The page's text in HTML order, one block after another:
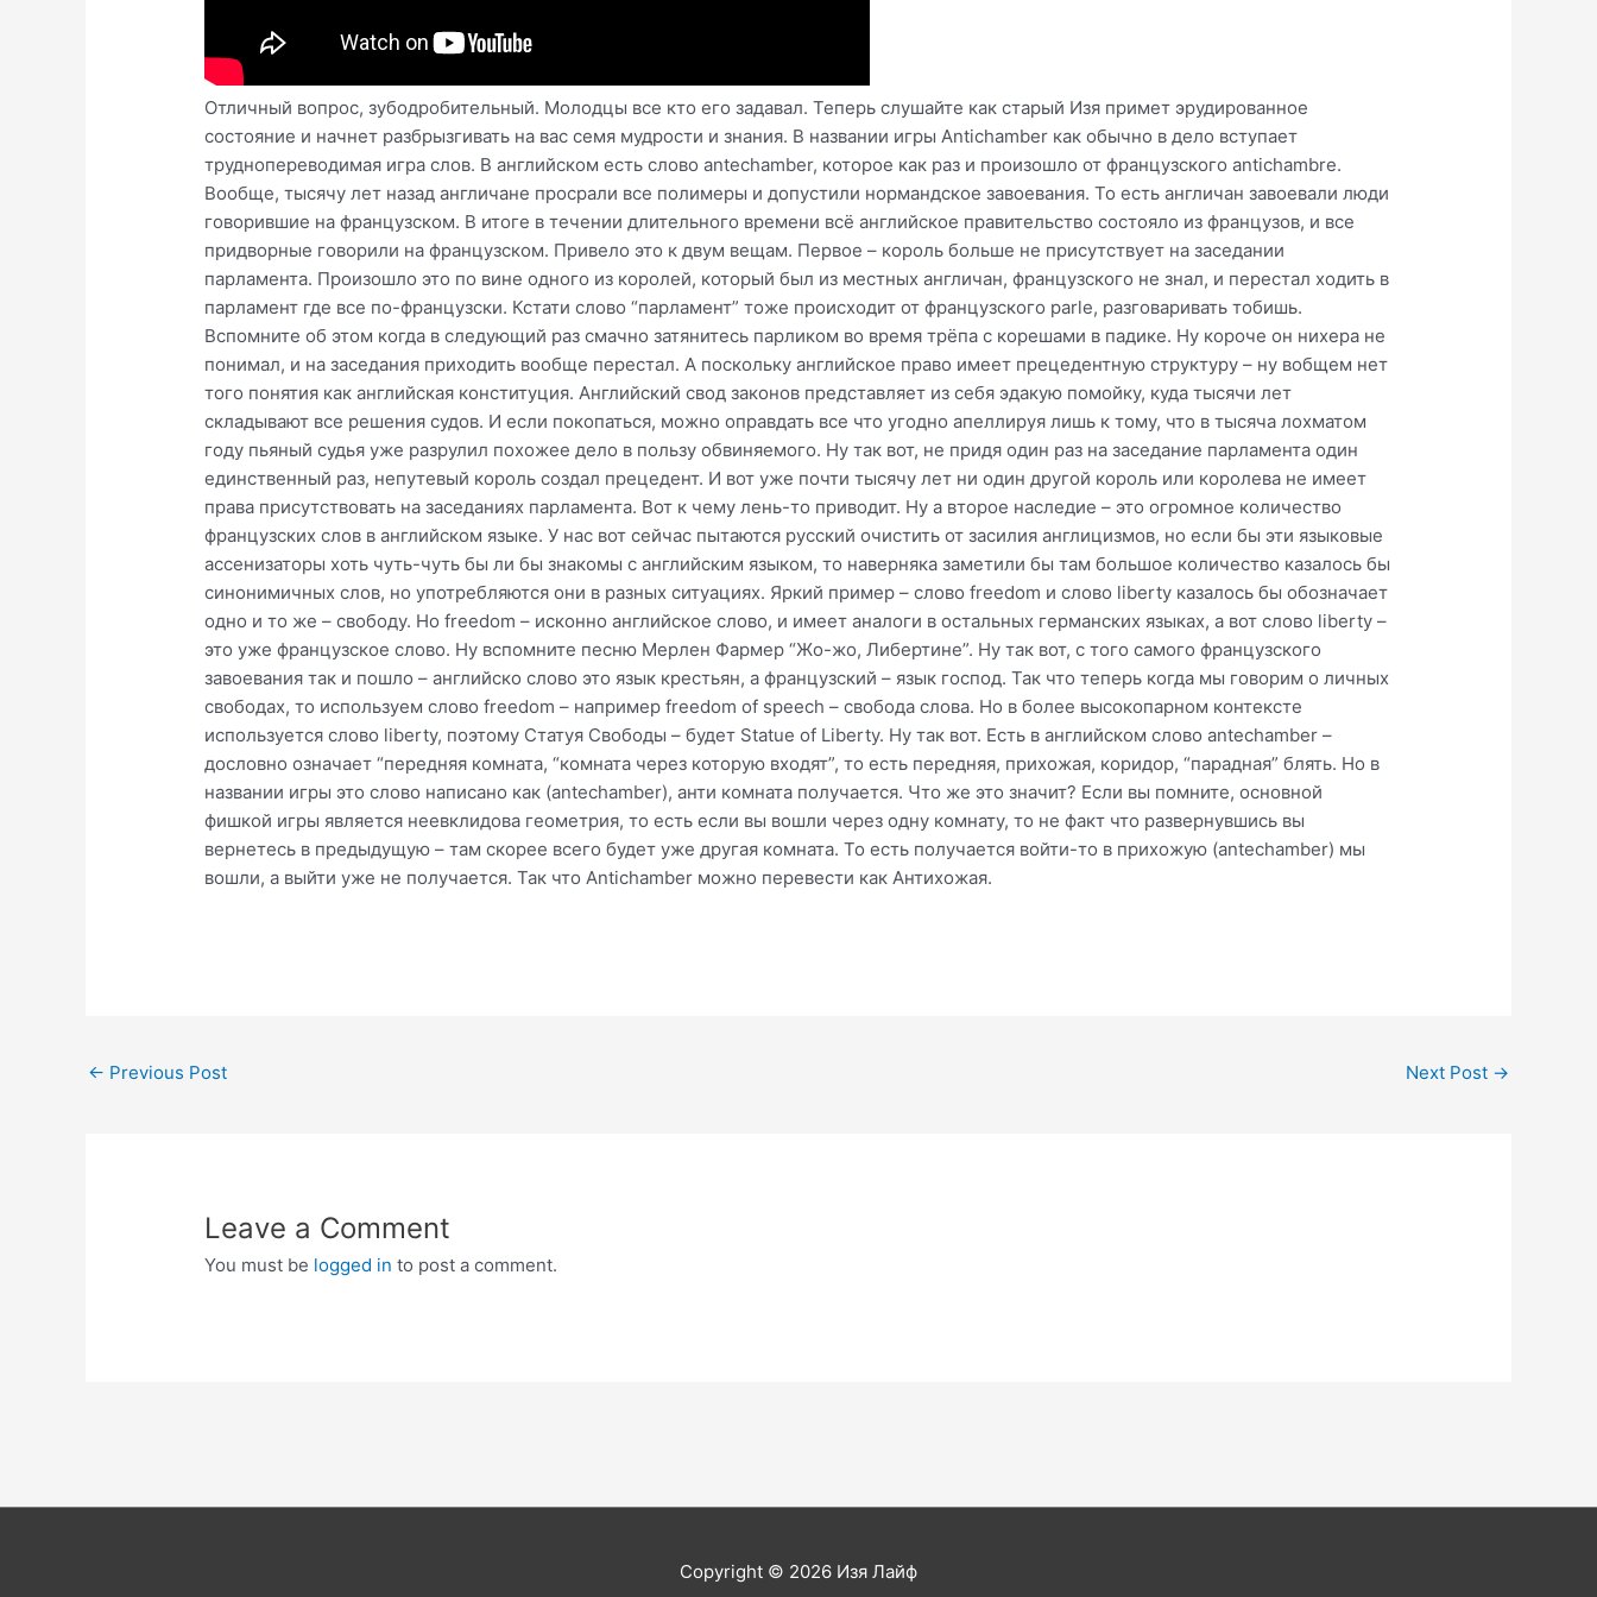
Отличный вопрос, зубодробительный. Молодцы все кто его задавал. Теперь слушайте как старый Изя примет эрудированное
состояние и начнет разбрызгивать на вас семя мудрости и знания. В названии игры Antichamber как обычно в дело вступает
труднопереводимая игра слов. В английском есть слово antechamber, которое как раз и произошло от французского antichambre.
Вообще, тысячу лет назад англичане просрали все полимеры и допустили нормандское завоевания. То есть англичан завоевали люди
говорившие на французском. В итоге в течении длительного времени всё английское правительство состояло из французов, и все
придворные говорили на французском. Привело это к двум вещам. Первое – король больше не присутствует на заседании
парламента. Произошло это по вине одного из королей, который был из местных англичан, французского не знал, и перестал ходить в
парламент где все по-французски. Кстати слово “парламент” тоже происходит от французского parle, разговаривать тобишь.
Вспомните об этом когда в следующий раз смачно затянитесь парликом во время трёпа с корешами в падике. Ну короче он нихера не
понимал, и на заседания приходить вообще перестал. А поскольку английское право имеет прецедентную структуру – ну вобщем нет
того понятия как английская конституция. Английский свод законов представляет из себя эдакую помойку, куда тысячи лет
складывают все решения судов. И если покопаться, можно оправдать все что угодно апеллируя лишь к тому, что в тысяча лохматом
году пьяный судья уже разрулил похожее дело в пользу обвиняемого. Ну так вот, не придя один раз на заседание парламента один
единственный раз, непутевый король создал прецедент. И вот уже почти тысячу лет ни один другой король или королева не имеет
права присутствовать на заседаниях парламента. Вот к чему лень-то приводит. Ну а второе наследие – это огромное количество
французских слов в английском языке. У нас вот сейчас пытаются русский очистить от засилия англицизмов, но если бы эти языковые
ассенизаторы хоть чуть-чуть бы ли бы знакомы с английским языком, то наверняка заметили бы там большое количество казалось бы
синонимичных слов, но употребляются они в разных ситуациях. Яркий пример – слово freedom и слово liberty казалось бы обозначает
одно и то же – свободу. Но freedom – исконно английское слово, и имеет аналоги в остальных германских языках, а вот слово liberty –
это уже французское слово. Ну вспомните песню Мерлен Фармер “Жо-жо, Либертине”. Ну так вот, с того самого французского
завоевания так и пошло – английско слово это язык крестьян, а французский – язык господ. Так что теперь когда мы говорим о личных
свободах, то используем слово freedom – например freedom of speech – свобода слова. Но в более высокопарном контексте
используется слово liberty, поэтому Статуя Свободы – будет Statue of Liberty. Ну так вот. Есть в английском слово antechamber –
дословно означает “передняя комната, “комната через которую входят”, то есть передняя, прихожая, коридор, “парадная” блять. Но в
названии игры это слово написано как (antechamber), анти комната получается. Что же это значит? Если вы помните, основной
фишкой игры является неевклидова геометрия, то есть если вы вошли через одну комнату, то не факт что развернувшись вы
вернетесь в предыдущую – там скорее всего будет уже другая комната. То есть получается войти-то в прихожую (antechamber) мы
вошли, а выйти уже не получается. Так что Antichamber можно перевести как Антихожая.
Post
← Previous Post Next Post →
Leave a Comment
You must be logged in to post a comment.
Copyright © 2026 Изя Лайф